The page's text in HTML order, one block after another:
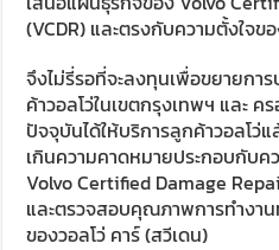
(VCDR) และตรงกับความตั้งใจข
จึงไม่รี่รอที่จะลงทุนเพื่อขยายกา
ค้าวอลโว่ในเขตกรุงเทพฯ และ
ปัจจุบันได้ให้บริการลูกค้าวอลโว่แ
เกินความคาดหมายประกอบกับค
Volvo Certified Damage
และตรวจสอบคุณภาพการทำงา
ของวอลโว่ คาร์ (สวีเดน)